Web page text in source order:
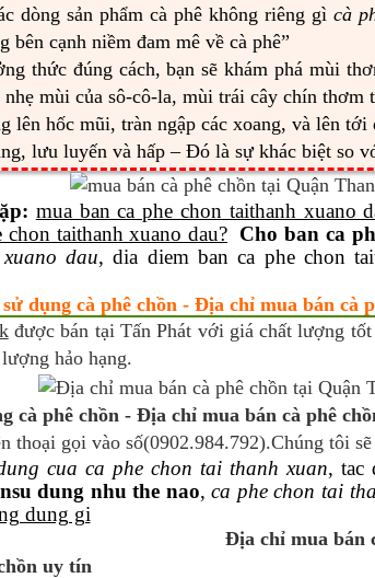
dòng sản phẩm cà phê không riêng gì cà
bên cạnh niềm đam mê về cà phê”
thức đúng cách, bạn sẽ khám phá mùi
nhẹ mùi của sô-cô-la, mùi trái cây chín
lên hốc mũi, tràn ngập các xoang, và lên tới
lưu luyến và hấp – Đó là sự khác biệt so
mua ban ca phe chon taithanh xuano
chon taithanh xuano dau? Cho ban ca
dau, dia diem ban ca phe chon
dụng cà phê chồn - Địa chỉ mua bán cà
được bán tại Tấn Phát với giá chất lượng
hảo hạng.
cà phê chồn - Địa chỉ mua bán cà phê
thoại gọi vào số(0902.984.792).Chúng tôi
cua ca phe chon tai thanh xuan, tac
dung nhu the nao,ca phe chon tai
dung gi
Địa chỉ mua bán
uy tín